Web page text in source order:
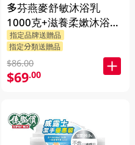
多芬燕麥舒敏沐浴乳
1000克+滋養柔嫰沐浴乳
1000克+Dove沐浴乳200
克 (隨機發送) 1PK
指定品牌送贈品
指定分類送贈品
$86.00
$69.00